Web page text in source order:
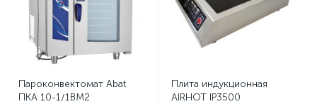
Пароконвектомат Abat
ПКА 10-1/1ВМ2
Плита индукционная
AIRHOT IP3500